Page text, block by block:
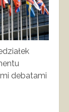
debatami